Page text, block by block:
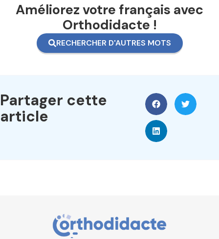
Améliorez votre français avec
Orthodidacte !
RECHERCHER D'AUTRES MOTS
Partager cette
article